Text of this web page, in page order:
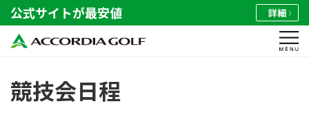
公式サイトが最安値 詳細
競技会日程